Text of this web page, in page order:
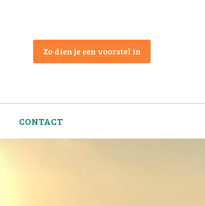
Zo dien je een voorstel in
CONTACT